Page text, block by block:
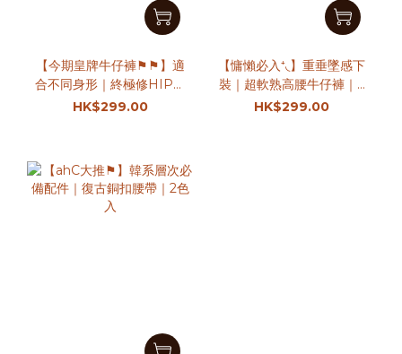
【今期皇牌牛仔褲⚑⚑】適
合不同身形｜終極修HIP變
長腿｜闊腳牛仔褲
HK$299.00
【慵懶必入⁺◟】重垂墜感下
裝｜超軟熟高腰牛仔褲｜3
色入
HK$299.00